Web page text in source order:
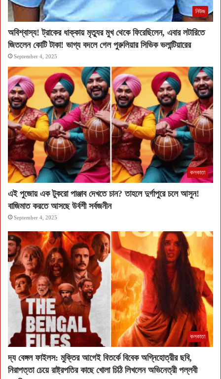
নিউজ
অবিশ্বাস্য! ট্রাকের ধাক্কায় মৃত্যুর মুখ থেকে ফিরেছিলেন, এবার লটারিতে
জিতলেন কোটি টাকা! ভাগ্য বদলে গেল পুরুলিয়ার সিভিক ভলান্টিয়ারের
September 4, 2025
কলকাতা
এই পুজোয় এক টুকরো পাঞ্জাব দেখতে চান? তাহলে দুর্গাপুরে চলে আসুন!
বাজিমাত করতে আসছে উর্বশী সর্বজনীন
September 4, 2025
কলকাতা
দ্য বেঙ্গল ফাইলস: মুক্তির আগেই বিতর্কে বিবেক অগ্নিহোত্রীর ছবি,
নিরাপত্তা চেয়ে রাষ্ট্রপতির কাছে খোলা চিঠি লিখলেন অভিনেত্রী পল্লবী